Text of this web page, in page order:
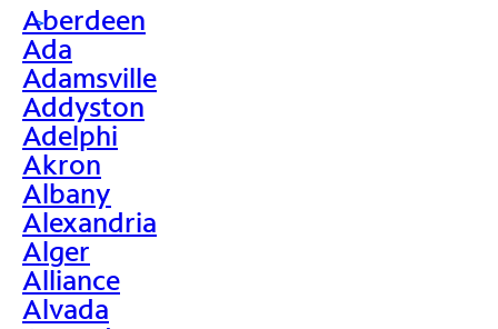
>
Aberdeen
Ada
Adamsville
Addyston
Adelphi
Akron
Albany
Alexandria
Alger
Alliance
Alvada